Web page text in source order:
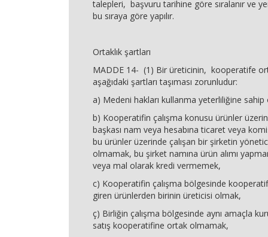
talepleri, başvuru tarihine göre sıralanır ve
bu sıraya göre yapılır.
Ortaklık şartları
MADDE 14- (1) Bir üreticinin, kooperatife
aşağıdaki şartları taşıması zorunludur:
a) Medeni hakları kullanma yeterliliğine sahip
b) Kooperatifin çalışma konusu ürünler
başkası nam veya hesabına ticaret veya
bu ürünler üzerinde çalışan bir şirketin
olmamak, bu şirket namına ürün alımı
veya mal olarak kredi vermemek,
c) Kooperatifin çalışma bölgesinde
giren ürünlerden birinin üreticisi olmak,
ç) Birliğin çalışma bölgesinde aynı amaçla
satış kooperatifine ortak olmamak,